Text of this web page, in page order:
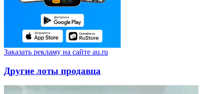
Заказать рекламу на сайте au.ru
Другие лоты продавца